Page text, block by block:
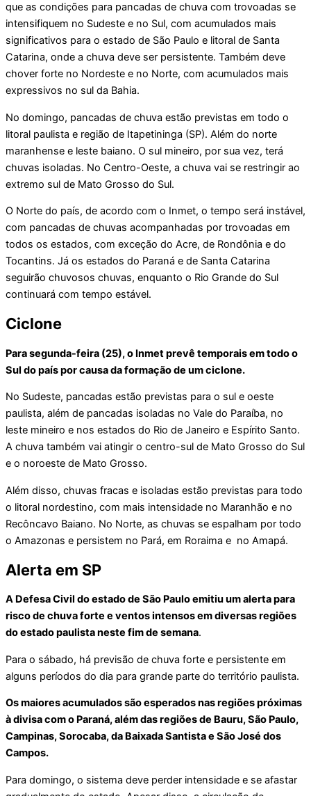
que as condições para pancadas de chuva com trovoadas se
intensifiquem no Sudeste e no Sul, com acumulados mais
significativos para o estado de São Paulo e litoral de Santa
Catarina, onde a chuva deve ser persistente. Também deve
chover forte no Nordeste e no Norte, com acumulados mais
expressivos no sul da Bahia.
No domingo, pancadas de chuva estão previstas em todo o
litoral paulista e região de Itapetininga (SP). Além do norte
maranhense e leste baiano. O sul mineiro, por sua vez, terá
chuvas isoladas. No Centro-Oeste, a chuva vai se restringir ao
extremo sul de Mato Grosso do Sul.
O Norte do país, de acordo com o Inmet, o tempo será instável,
com pancadas de chuvas acompanhadas por trovoadas em
todos os estados, com exceção do Acre, de Rondônia e do
Tocantins. Já os estados do Paraná e de Santa Catarina
seguirão chuvosos chuvas, enquanto o Rio Grande do Sul
continuará com tempo estável.
Ciclone
Para segunda-feira (25), o Inmet prevê temporais em todo o
Sul do país por causa da formação de um ciclone.
No Sudeste, pancadas estão previstas para o sul e oeste
paulista, além de pancadas isoladas no Vale do Paraíba, no
leste mineiro e nos estados do Rio de Janeiro e Espírito Santo.
A chuva também vai atingir o centro-sul de Mato Grosso do Sul
e o noroeste de Mato Grosso.
Além disso, chuvas fracas e isoladas estão previstas para todo
o litoral nordestino, com mais intensidade no Maranhão e no
Recôncavo Baiano. No Norte, as chuvas se espalham por todo
o Amazonas e persistem no Pará, em Roraima e no Amapá.
Alerta em SP
A Defesa Civil do estado de São Paulo emitiu um alerta para
risco de chuva forte e ventos intensos em diversas regiões
do estado paulista neste fim de semana.
Para o sábado, há previsão de chuva forte e persistente em
alguns períodos do dia para grande parte do território paulista.
Os maiores acumulados são esperados nas regiões próximas
à divisa com o Paraná, além das regiões de Bauru, São Paulo,
Campinas, Sorocaba, da Baixada Santista e São José dos
Campos.
Para domingo, o sistema deve perder intensidade e se afastar